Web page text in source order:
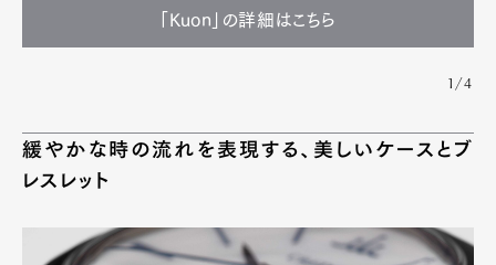
「Kuon」の詳細はこちら
1/4
緩やかな時の流れを表現する、美しいケースとブ
レスレット